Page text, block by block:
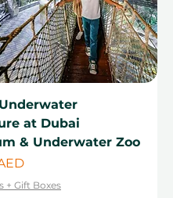
at Dubai
& Underwater Zoo
+ Gift Boxes